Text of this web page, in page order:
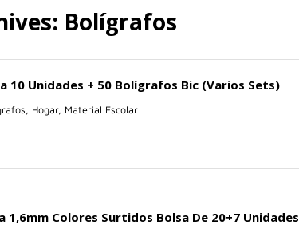
Bolígrafos
Unidades + 50 Bolígrafos Bic (Varios Sets)
Hogar, Material Escolar
Colores Surtidos Bolsa De 20+7 Unidades